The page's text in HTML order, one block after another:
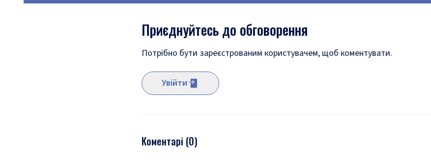
Приєднуйтесь до обговорення
Потрібно бути зареєстрованим користувачем, щоб коментувати.
Увійти
Коментарі (0)